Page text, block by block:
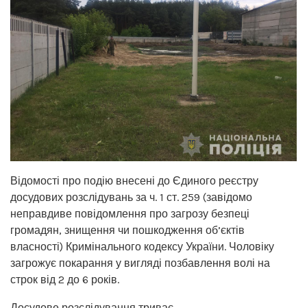
Відомості про подію внесені до Єдиного реєстру
досудових розслідувань за ч. 1 ст. 259 (завідомо
неправдиве повідомлення про загрозу безпеці
громадян, знищення чи пошкодження об’єктів
власності) Кримінального кодексу України. Чоловіку
загрожує покарання у вигляді позбавлення волі на
строк від 2 до 6 років.